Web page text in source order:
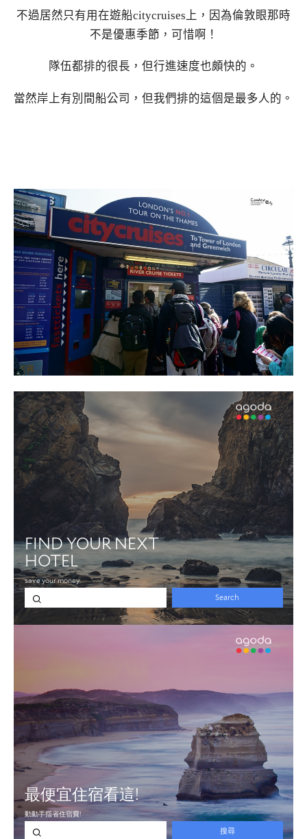
不過居然只有用在遊船citycruises上，因為倫敦眼那時
不是優惠季節，可惜啊！
隊伍都排的很長，但行進速度也頗快的。
當然岸上有別間船公司，但我們排的這個是最多人的。